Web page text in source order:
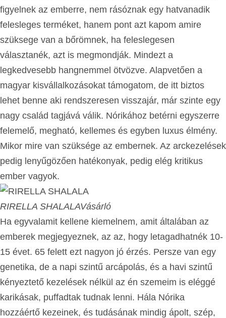
figyelnek az emberre, nem rásóznak egy hatvanadik
felesleges terméket, hanem pont azt kapom amire
szüksege van a bőrömnek, ha feleslegesen
választanék, azt is megmondják. Mindezt a
legkedvesebb hangnemmel ötvözve. Alapvetően a
magyar kisvállalkozásokat támogatom, de itt biztos
lehet benne aki rendszeresen visszajár, már szinte egy
nagy család tagjává válik. Nórikához betérni egyszerre
felemelő, megható, kellemes és egyben luxus élmény.
Mikor mire van szüksége az embernek. Az arckezelések
pedig lenyűgözően hatékonyak, pedig elég kritikus
ember vagyok.
RIRELLA SHALALAVásárló
Ha egyvalamit kellene kiemelnem, amit általában az
emberek megjegyeznek, az az, hogy letagadhatnék 10-
15 évet. 65 felett ezt nagyon jó érzés. Persze van egy
genetika, de a napi szintű arcápolás, és a havi szintű
kényeztető kezelések nélkül az én szemeim is eléggé
karikásak, puffadtak tudnak lenni. Hála Nórika
hozzáértő kezeinek, és tudásának mindig ápolt, szép,